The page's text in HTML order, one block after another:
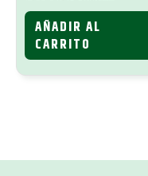
precio
original
12,00 €.
actual
11,40 €.
AÑADIR AL
CARRITO